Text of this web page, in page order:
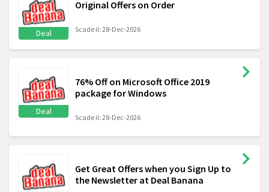
Deal
Original Offers on Order
Scade il: 28-Dec-2026
Deal
76% Off on Microsoft Office 2019
package for Windows
Scade il: 28-Dec-2026
Get Great Offers when you Sign Up to
the Newsletter at Deal Banana